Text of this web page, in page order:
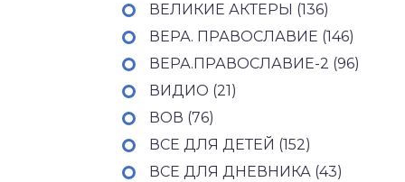
ВЕЛИКИЕ АКТЕРЫ (136)
ВЕРА. ПРАВОСЛАВИЕ (146)
ВЕРА.ПРАВОСЛАВИЕ-2 (96)
ВИДИО (21)
ВОВ (76)
ВСЕ ДЛЯ ДЕТЕЙ (152)
ВСЕ ДЛЯ ДНЕВНИКА (43)